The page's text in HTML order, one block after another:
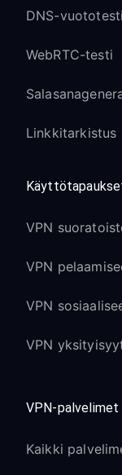
DNS-vuototesti
WebRTC-testi
Linkkitarkistus
VPN
VPN
VPN
VPN
VPN-palvelimet
Kaikki